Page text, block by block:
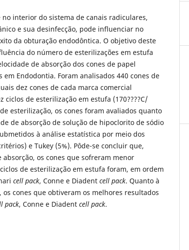
interior do sistema de canais radiculares,
e sua desinfecção, pode influenciar no
da obturação endodôntica. O objetivo deste
do número de esterilizações em estufa
de absorção dos cones de papel
Endodontia. Foram analisados 440 cones de
dez cones de cada marca comercial
ciclos de esterilização em estufa (170????C/
esterilização, os cones foram avaliados quanto
de absorção de solução de hipoclorito de sódio
à análise estatística por meio dos
e Tukey (5%). Pôde-se concluir que,
os cones que sofreram menor
de esterilização em estufa foram, em ordem
cell pack, Conne e Diadent cell pack. Quanto à
os cones que obtiveram os melhores resultados
pack, Conne e Diadent cell pack.